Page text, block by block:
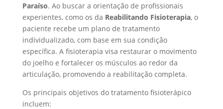
Paraíso. Ao buscar a orientação de profissionais
experientes, como os da Reabilitando Fisioterapia, o
paciente recebe um plano de tratamento
individualizado, com base em sua condição
específica. A fisioterapia visa restaurar o movimento
do joelho e fortalecer os músculos ao redor da
articulação, promovendo a reabilitação completa.
Os principais objetivos do tratamento fisioterápico
incluem: